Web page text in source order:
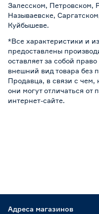
Залесском, Петровском,
Называевске,
Куйбышеве.
*Все характеристики и
предоставлены
оставляет за собой
внешний вид товара без
Продавца, в связи с чем,
они могут отличаться
интернет-сайте.
Адреса магазинов